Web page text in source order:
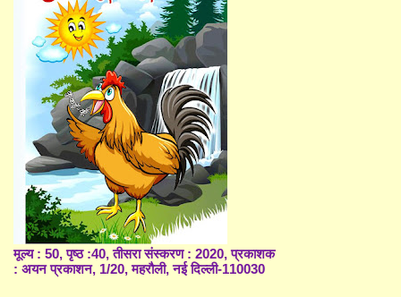
मूल्य : 50, पृष्ठ :40, तीसरा संस्करण : 2020, प्रकाशक
: अयन प्रकाशन, 1/20, महरौली, नई दिल्ली-110030